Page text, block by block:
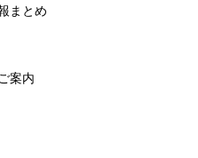
まとめ
案内